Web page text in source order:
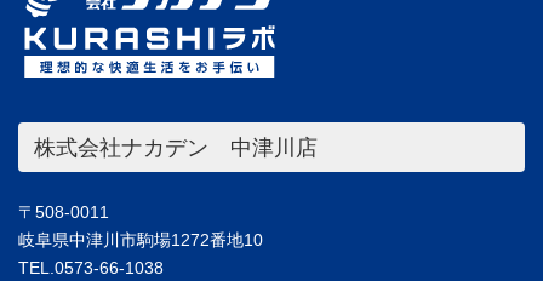
株式会社ナカデン 中津川店
〒508-0011
岐阜県中津川市駒場1272番地10
TEL.0573-66-1038